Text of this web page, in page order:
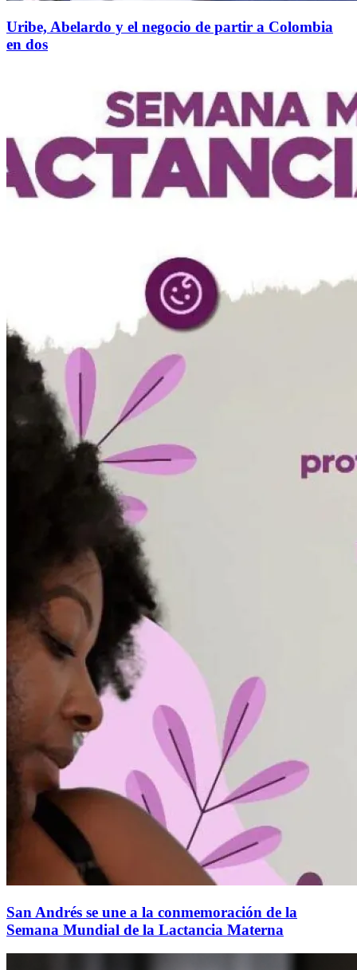
Uribe, Abelardo y el negocio de partir a Colombia
en dos
San Andrés se une a la conmemoración de la
Semana Mundial de la Lactancia Materna